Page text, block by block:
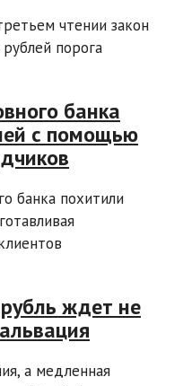
чтении закон
порога
банка
с помощью
банка похитили
ждет не
а медленная